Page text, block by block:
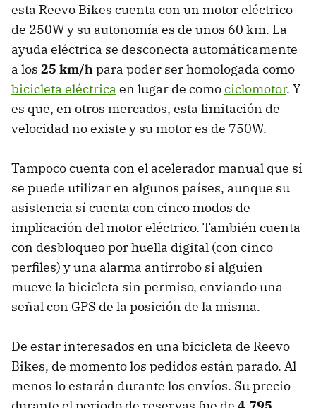
esta Reevo Bikes cuenta con un motor eléctrico
de 250W y su autonomía es de unos 60 km. La
ayuda eléctrica se desconecta automáticamente
a los 25 km/hpara poder ser homologada como
bicicleta eléctrica en lugar de comociclomotor. Y
es que, en otros mercados, esta limitación de
velocidad no existe y su motor es de 750W.
Tampoco cuenta con el acelerador manual que sí
se puede utilizar en algunos países, aunque su
asistencia sí cuenta con cinco modos de
implicación del motor eléctrico. También cuenta
con desbloqueo por huella digital (con cinco
perfiles) y una alarma antirrobo si alguien
mueve la bicicleta sin permiso, enviando una
señal con GPS de la posición de la misma.
De estar interesados en una bicicleta de Reevo
Bikes, de momento los pedidos están parado. Al
menos lo estarán durante los envíos. Su precio